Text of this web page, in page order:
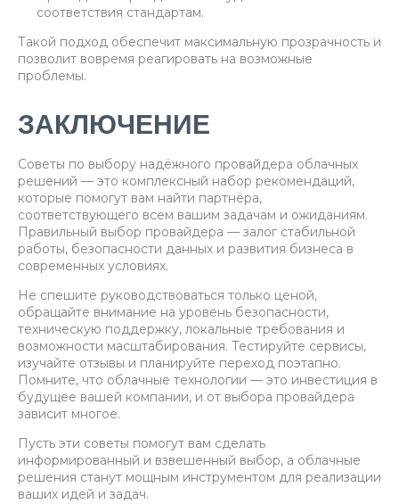
соответствия стандартам.
Такой подход обеспечит максимальную прозрачность и
позволит вовремя реагировать на возможные
проблемы.
ЗАКЛЮЧЕНИЕ
Советы по выбору надёжного провайдера облачных
решений — это комплексный набор рекомендаций,
которые помогут вам найти партнёра,
соответствующего всем вашим задачам и ожиданиям.
Правильный выбор провайдера — залог стабильной
работы, безопасности данных и развития бизнеса в
современных условиях.
Не спешите руководствоваться только ценой,
обращайте внимание на уровень безопасности,
техническую поддержку, локальные требования и
возможности масштабирования. Тестируйте сервисы,
изучайте отзывы и планируйте переход поэтапно.
Помните, что облачные технологии — это инвестиция в
будущее вашей компании, и от выбора провайдера
зависит многое.
Пусть эти советы помогут вам сделать
информированный и взвешенный выбор, а облачные
решения станут мощным инструментом для реализации
ваших идей и задач.